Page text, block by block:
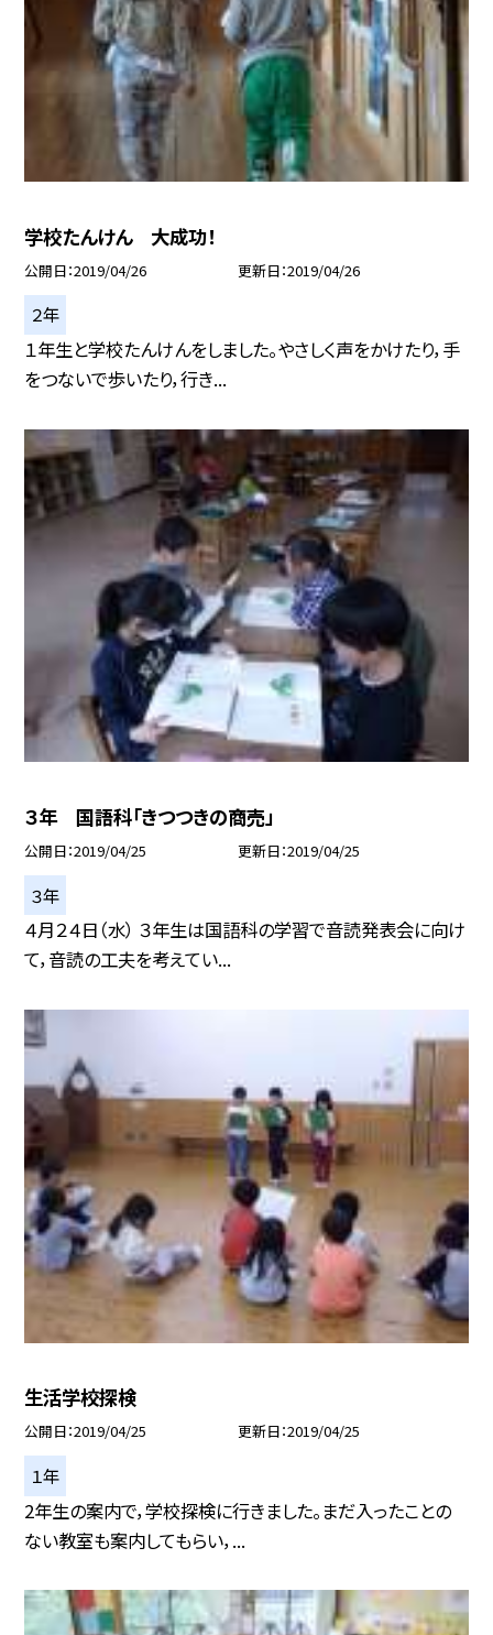
学校たんけん 大成功！
公開日 2019/04/26 更新日 2019/04/26
２年
１年生と学校たんけんをしました。やさしく声をかけたり，手
をつないで歩いたり，行き...
３年 国語科「きつつきの商売」
公開日 2019/04/25 更新日 2019/04/25
３年
４月２４日（水） ３年生は国語科の学習で音読発表会に向け
て，音読の工夫を考えてい...
生活学校探検
公開日 2019/04/25 更新日 2019/04/25
１年
2年生の案内で，学校探検に行きました。まだ入ったことの
ない教室も案内してもらい，...